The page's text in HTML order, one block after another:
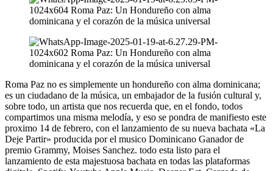
Roma Paz no es simplemente un hondureño con alma dominicana;
es un ciudadano de la música, un embajador de la fusión cultural y,
sobre todo, un artista que nos recuerda que, en el fondo, todos
compartimos una misma melodía, y eso se pondra de manifiesto este
proximo 14 de febrero, con el lanzamiento de su nueva bachata «La
Deje Partir» producida por el musico Dominicano Ganador de
premio Grammy, Moises Sanchez. todo esta listo para el
lanzamiento de esta majestuosa bachata en todas las plataformas